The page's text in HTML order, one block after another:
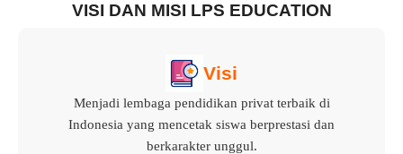
VISI DAN MISI LPS EDUCATION
Visi
Menjadi lembaga pendidikan privat terbaik di
Indonesia yang mencetak siswa berprestasi dan
berkarakter unggul.